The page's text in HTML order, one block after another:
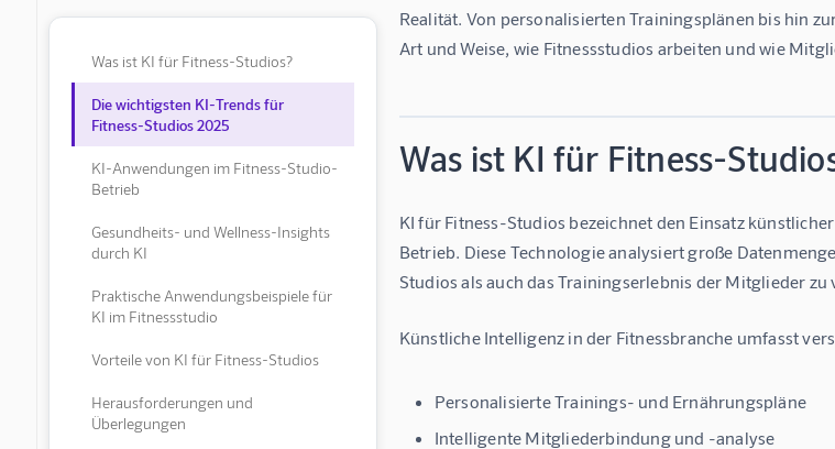
Was ist KI für Fitness-Studios?
Die wichtigsten KI-Trends für
Fitness-Studios 2025
KI-Anwendungen im Fitness-Studio-
Betrieb
Gesundheits- und Wellness-Insights
durch KI
Praktische Anwendungsbeispiele für
KI im Fitnessstudio
Vorteile von KI für Fitness-Studios
Herausforderungen und
Überlegungen
Realität. Von personalisierten Trainingsplänen bis hin
Art und Weise, wie Fitnessstudios arbeiten und wie
Was ist KI für Fitness-
KI für Fitness-Studios bezeichnet den Einsatz
Betrieb. Diese Technologie analysiert große
Studios als auch das Trainingserlebnis der Mitglieder zu
Künstliche Intelligenz in der Fitnessbranche umfasst
Personalisierte Trainings- und Ernährungspläne
Intelligente Mitgliederbindung und -analyse